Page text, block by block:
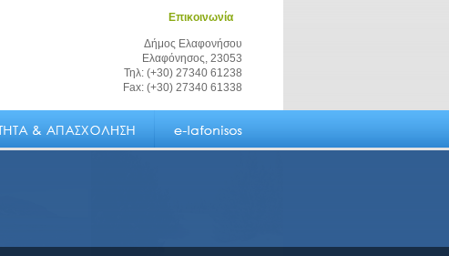
Επικοινωνία
Δήμος Ελαφονήσου
Ελαφόνησος, 23053
Τηλ: (+30) 27340 61238
Fax: (+30) 27340 61338